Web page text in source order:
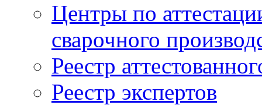
Центры по
сварочного
Реестр
Реестр экспертов